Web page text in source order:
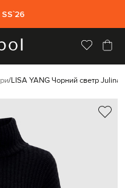
LISA YANG Чорний светр Julina